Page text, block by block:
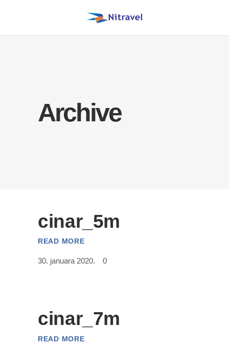
Archive
cinar_5m
READ MORE
30. januara 2020. 0
cinar_7m
READ MORE